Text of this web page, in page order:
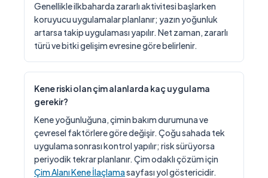
Genellikle ilkbaharda zararlı aktivitesi başlarken
koruyucu uygulamalar planlanır; yazın yoğunluk
artarsa takip uygulaması yapılır. Net zaman, zararlı
türü ve bitki gelişim evresine göre belirlenir.
Kene riski olan çim alanlarda kaç uygulama
gerekir?
Kene yoğunluğuna, çimin bakım durumuna ve
çevresel faktörlere göre değişir. Çoğu sahada tek
uygulama sonrası kontrol yapılır; risk sürüyorsa
periyodik tekrar planlanır. Çim odaklı çözüm için
Çim Alanı Kene İlaçlamasayfası yol göstericidir.